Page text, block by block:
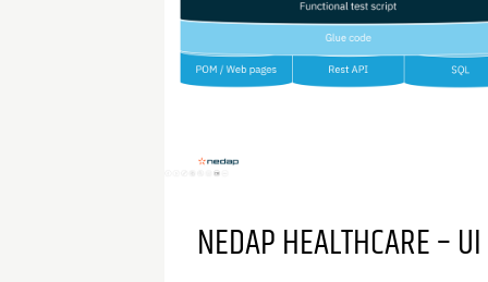
NEDAP HEALTHCARE –